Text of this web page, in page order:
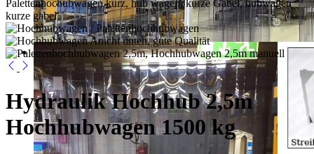
Hydraulik Hochhub 2,5m
Hochhubwagen 1500 kg